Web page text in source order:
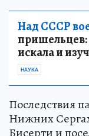
Над СССР
пришельцев:
искала и
НАУКА
Последствия
Нижних
Бисерти и